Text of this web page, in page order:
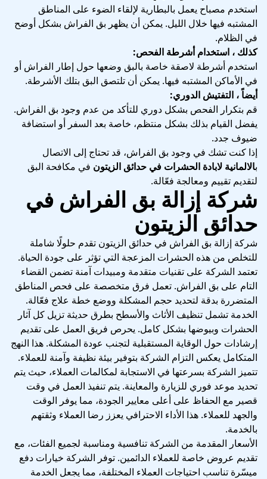
استخدم مصباح يعمل بالبطارية لإلقاء الضوء على المناطق
المشتبه فيها خلال الليل. يمكن أن يظهر بق الفراش بشكل أوضح
في الظلام.
كذلك ، استخدام أشرطة الفحص:
استخدم أشرطة لاصقة خاصة بالبق وضعها حول إطار الفراش أو
في الأماكن المشتبه فيها. يمكن أن تلتصق البق بتلك الأشرطة.
أيضاً ، التفتيش الدوري:
قم بتكرار الفحص بشكل دوري للتأكد من عدم وجود بق الفراش.
يفضل القيام بذلك بشكل منتظم، خاصة بعد السفر أو استضافة
ضيوف جدد.
إذا كنت تشك في وجود بق الفراش، قد تحتاج إلى الاتصال
بالالمانية لابادة الحشرات في حدائق الزيتون في مكافحة البق
لتقديم تقييم ومعالجة فعّالة.
شركة إزالة بق الفراش في
حدائق الزيتون
شركة إزالة بق الفراش في حدائق الزيتون تقدم حلولًا شاملة
للتخلص من هذه الحشرات المزعجة التي تؤثر على جودة الحياة.
تعتمد الشركة على تقنيات متقدمة ومبيدات آمنة تضمن القضاء
التام على بق الفراش. تعمل فرق متخصصة على فحص المناطق
المتضررة بدقة لتحديد حجم المشكلة ووضع خطة علاج فعّالة.
الخدمة تشمل تنظيف الأثاث والأسطح بطرق حديثة تزيل كل آثار
الحشرات وبيوضها بشكل كامل. يحرص فريق العمل على تقديم
إرشادات حول الوقاية المستقبلية لتجنب عودة المشكلة. هذا النهج
المتكامل يعكس التزام الشركة بتوفير بيئة نظيفة وآمنة للعملاء.
تتميز الشركة بسرعتها في الاستجابة لمكالمات العملاء، حيث يتم
تحديد موعد فوري للزيارة والمعاينة. يتم تنفيذ العمل في وقت
قصير مع الحفاظ على أعلى معايير الجودة، مما يوفر الوقت
والجهد للعملاء. هذا الأداء الاحترافي يعزز رضا العملاء وثقتهم
بالخدمة.
الأسعار المقدمة من الشركة تنافسية ومناسبة لجميع الفئات، مع
تقديم عروض خاصة للعملاء الدائمين. توفر الشركة خيارات دفع
ميسّرة تناسب احتياجات العملاء المختلفة، مما يجعل الخدمة